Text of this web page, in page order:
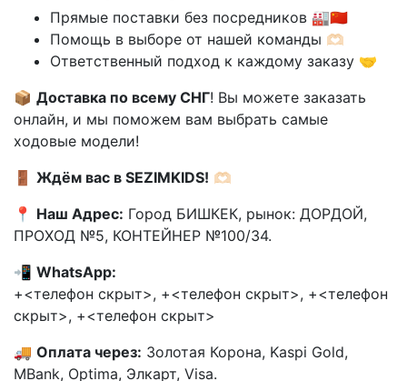
Прямые поставки без посредников 🏭🇨🇳
Помощь в выборе от нашей команды 🫶🏻
Ответственный подход к каждому заказу 🤝
📦 Доставка по всему СНГ! Вы можете заказать
онлайн, и мы поможем вам выбрать самые
ходовые модели!
🚪 Ждём вас в SEZIMKIDS! 🫶🏻
📍 Наш Адрес: Город БИШКЕК, рынок: ДОРДОЙ,
ПРОХОД №5, КОНТЕЙНЕР №100/34.
📲 WhatsApp:
+<телефон скрыт>, +<телефон скрыт>, +<телефон
скрыт>, +<телефон скрыт>
🚚 Оплата через: Золотая Корона, Kaspi Gold,
MBank, Optima, Элкарт, Visa.